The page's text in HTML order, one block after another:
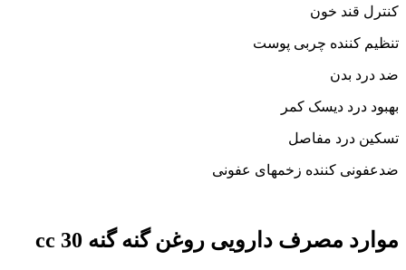
کنترل قند خون
تنظیم کننده چربی پوست
ضد درد بدن
بهبود درد دیسک کمر
تسکین درد مفاصل
ضدعفونی کننده زخمهای عفونی
موارد مصرف دارویی روغن گنه گنه 30 cc